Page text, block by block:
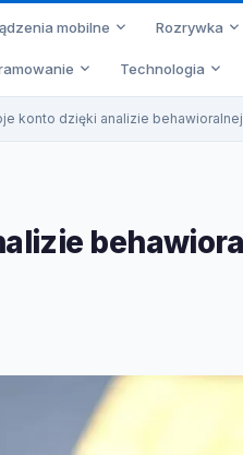
mobilne Rozrywka
Technologia
konto dzięki analizie behawioralnej